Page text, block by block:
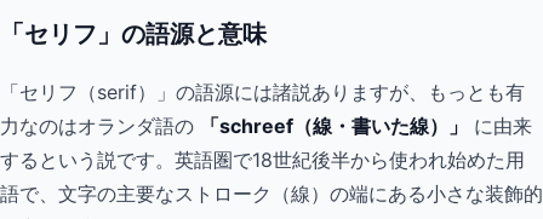
「セリフ」の語源と意味
「セリフ（serif）」の語源には諸説ありますが、もっとも有
力なのはオランダ語の
「schreef（線・書いた線）」
に由来
するという説です。英語圏で18世紀後半から使われ始めた用
語で、文字の主要なストローク（線）の端にある小さな装飾的